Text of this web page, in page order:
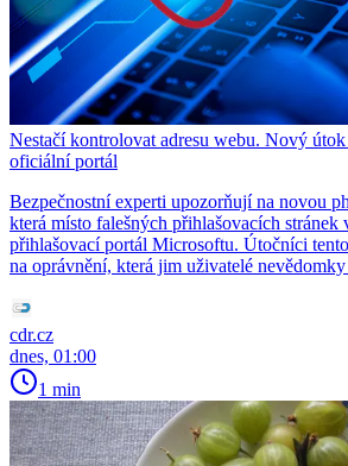
Nestačí kontrolovat adresu webu. Nový
oficiální portál
Bezpečnostní experti upozorňují na novou
která místo falešných přihlašovacích stránek
přihlašovací portál Microsoftu. Útočníci
na oprávnění, která jim uživatelé
cdr.cz
dnes, 01:00
1 min